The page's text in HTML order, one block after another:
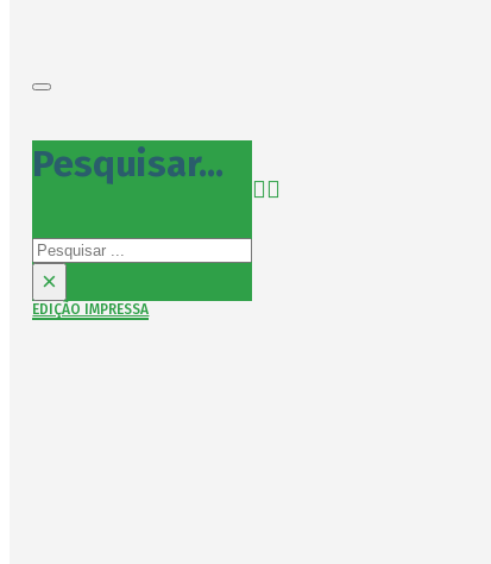
Pesquisar...
Pesquisar
×
EDIÇÃO IMPRESSA